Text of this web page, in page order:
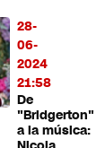
28-
06-
2024
21:58
De
"Bridgerton"
a la música: